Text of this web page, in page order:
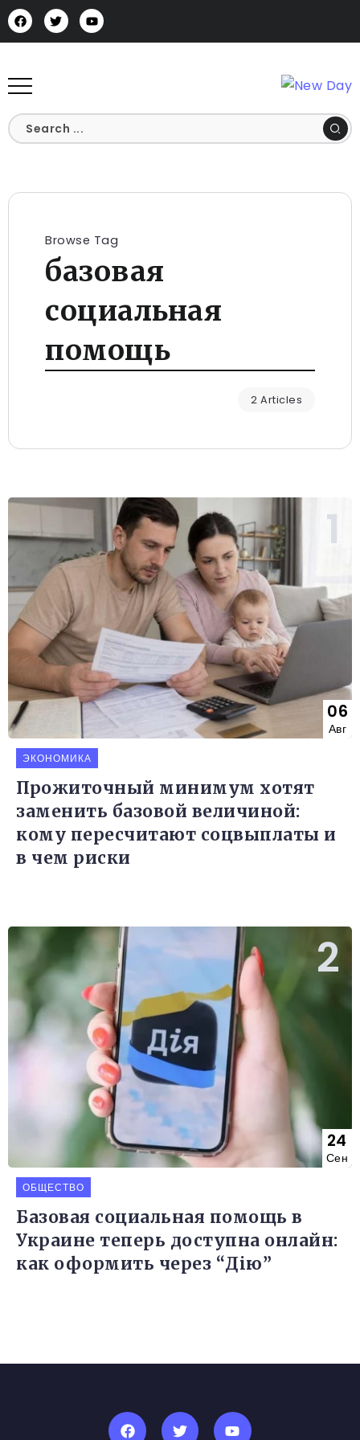
Browse Tag
базовая
социальная
помощь
2 Articles
06
Авг
ЭКОНОМИКА
Прожиточный минимум хотят
заменить базовой величиной:
кому пересчитают соцвыплаты и
в чем риски
24
Сен
ОБЩЕСТВО
Базовая социальная помощь в
Украине теперь доступна онлайн:
как оформить через “Дію”